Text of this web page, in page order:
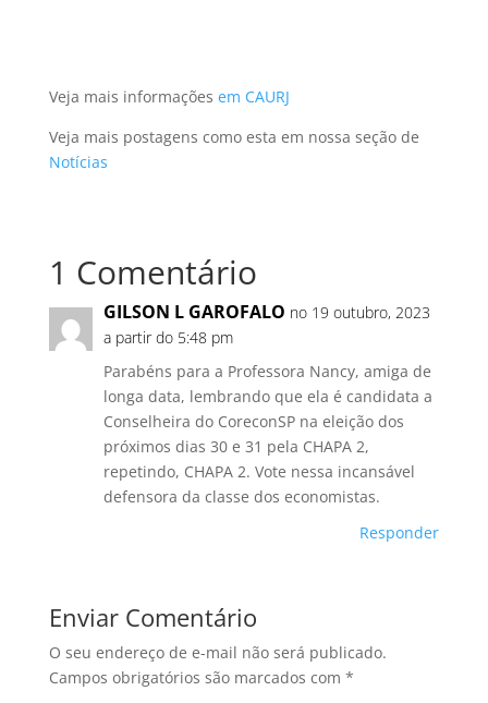
Veja mais informações em CAURJ
Veja mais postagens como esta em nossa seção de
Notícias
1 Comentário
GILSON L GAROFALO no 19 outubro, 2023
a partir do 5:48 pm
Parabéns para a Professora Nancy, amiga de
longa data, lembrando que ela é candidata a
Conselheira do CoreconSP na eleição dos
próximos dias 30 e 31 pela CHAPA 2,
repetindo, CHAPA 2. Vote nessa incansável
defensora da classe dos economistas.
Responder
Enviar Comentário
O seu endereço de e-mail não será publicado.
Campos obrigatórios são marcados com *